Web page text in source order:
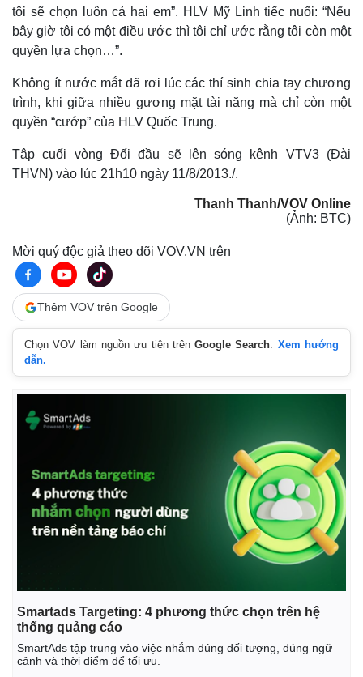
Thế giới
Quan sát
Cuộc sống đó đây
Multimedia
Video
Infographic
tôi sẽ chọn luôn cả hai em”. HLV Mỹ Linh tiếc nuối: “Nếu
bây giờ tôi có một điều ước thì tôi chỉ ước rằng tôi còn một
quyền lựa chọn…”.
Không ít nước mắt đã rơi lúc các thí sinh chia tay chương
trình, khi giữa nhiều gương mặt tài năng mà chỉ còn một
quyền “cướp” của HLV Quốc Trung.
Tập cuối vòng Đối đầu sẽ lên sóng kênh VTV3 (Đài
THVN) vào lúc 21h10 ngày 11/8/2013./.
Thanh Thanh/VOV Online
(Ảnh: BTC)
Mời quý độc giả theo dõi VOV.VN trên
Thêm VOV trên Google
Chọn VOV làm nguồn ưu tiên trênGoogle Search. Xem hướng
dẫn.
Smartads Targeting: 4 phương thức chọn trên hệ
thống quảng cáo
SmartAds tập trung vào việc nhắm đúng đối tượng, đúng ngữ
cảnh và thời điểm để tối ưu.